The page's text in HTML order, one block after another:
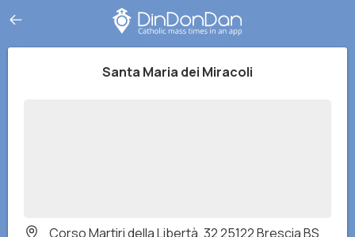
Santa Maria dei Miracoli
Corso Martiri della Libertà, 32 25122 Brescia BS